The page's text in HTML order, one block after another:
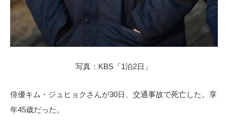
写真：KBS「1泊2日」
俳優キム・ジュヒョクさんが30日、交通事故で死亡した。享
年45歳だった。